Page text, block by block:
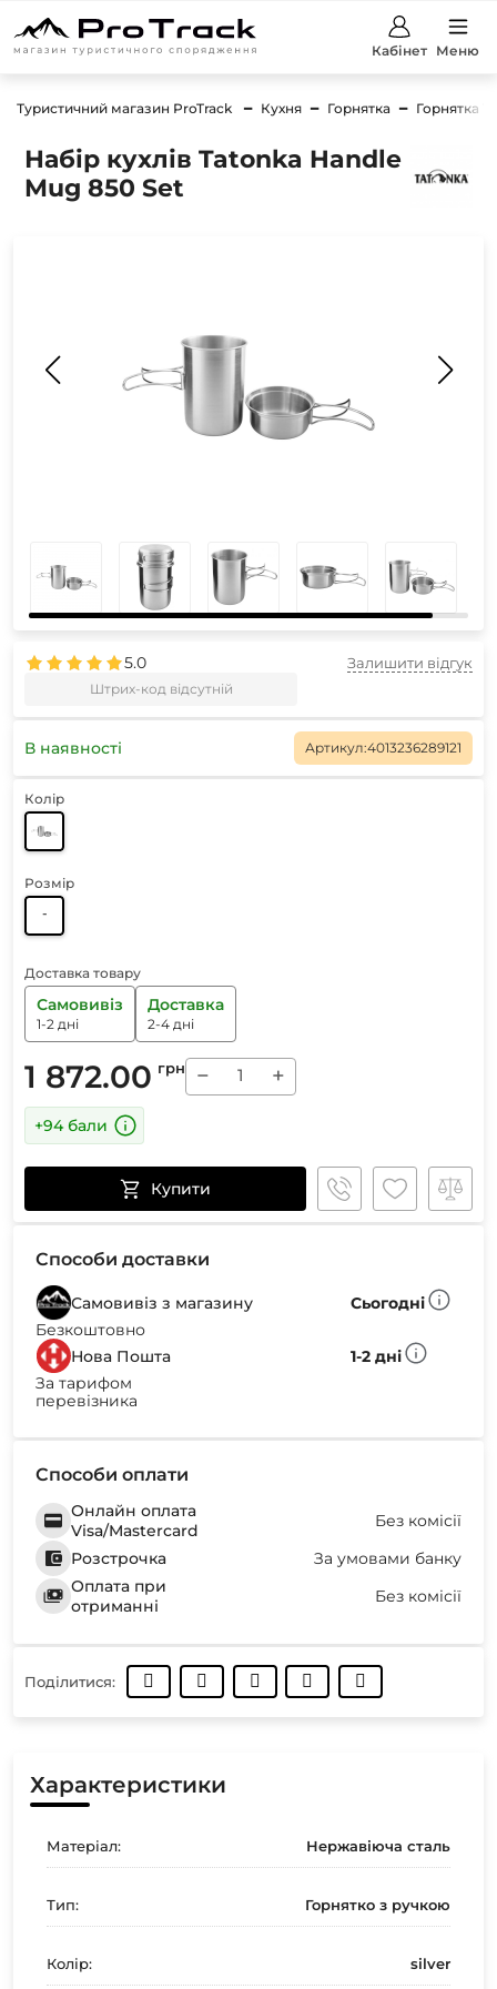
Кабінет Меню
Туристичний магазин ProTrack Кухня Горнятка Горнятка
Набір кухлів Tatonka Handle
Mug 850 Set
5.0
Штрих-код відсутній
Залишити відгук
В наявності Артикул:4013236289121
Колір
Розмір
-
Доставка товару
Самовивіз
1-2 дні
Доставка
2-4 дні
1 872.00 грн − +
+94 бали
Купити
Способи доставки
Самовивіз з магазину
Сьогодні
Безкоштовно
Нова Пошта
1-2 дні
За тарифом
перевізника
Способи оплати
Онлайн оплата
Visa/Mastercard
Без комісії
Розстрочка
За умовами банку
Оплата при
отриманні
Без комісії
Поділитися:
Характеристики
Матеріал: Нержавіюча сталь
Тип: Горнятко з ручкою
Колір: silver